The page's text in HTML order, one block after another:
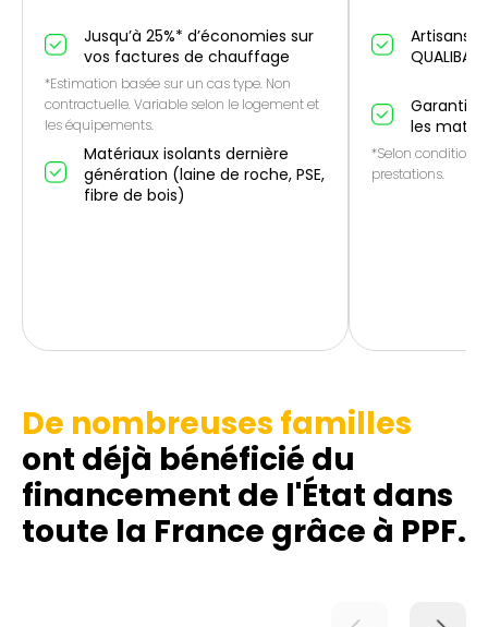
Jusqu’à 25%* d’économies sur
vos factures de chauffage
*Estimation basée sur un cas type. Non
contractuelle. Variable selon le logement et
les équipements.
Matériaux isolants dernière
génération (laine de roche, PSE,
fibre de bois)
Artisans
QUALIBAT
Garantie
les
*Selon conditions
prestations.
De nombreuses familles
ont déjà bénéficié du
financement de l'État dans
toute la France grâce à PPF.